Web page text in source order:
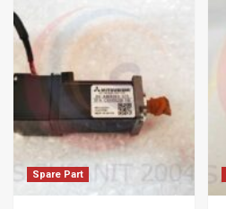
Spare Part